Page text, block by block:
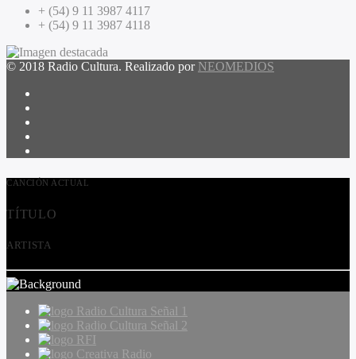
+ (54) 9 11 3987 4117
+ (54) 9 11 3987 4118
© 2018 Radio Cultura. Realizado por NEOMEDIOS
CANCIÓN ACTUAL
TÍTULO
ARTISTA
Radio Cultura Señal 1
Radio Cultura Señal 2
RFI
Creativa Radio